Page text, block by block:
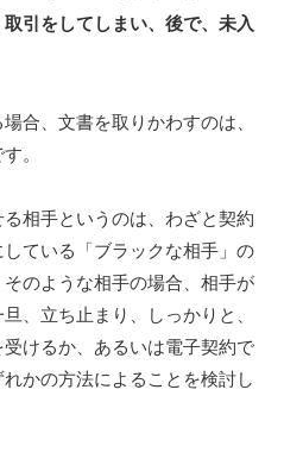
引をしてしまい、後で、未入
合、文書を取りかわすのは、
。
相手というのは、わざと契約
ている「ブラックな相手」の
のような相手の場合、相手が
、立ち止まり、しっかりと、
けるか、あるいは電子契約で
かの方法によることを検討し